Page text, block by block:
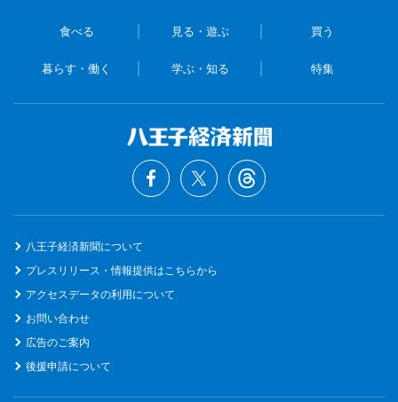
食べる 見る・遊ぶ 買う
暮らす・働く 学ぶ・知る 特集
八王子経済新聞について
プレスリリース・情報提供はこちらから
アクセスデータの利用について
お問い合わせ
広告のご案内
後援申請について